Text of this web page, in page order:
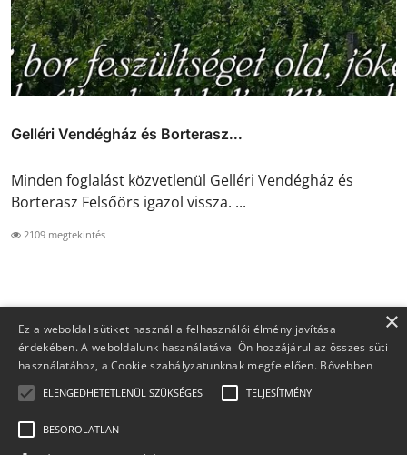
Gelléri Vendégház és Borterasz...
Minden foglalást közvetlenül Gelléri Vendégház és
Borterasz Felsőörs igazol vissza. ...
2109 megtekintés
Copyright 2026 Foglaljma.hu - Minden jog fenntartva.
×
Ez a weboldal sütiket használ a felhasználói élmény javítása
érdekében. A weboldalunk használatával Ön hozzájárul az összes süti
használatához, a Cookie szabályzatunknak megfelelően. Bővebben
ELENGEDHETETLENÜL SZÜKSÉGES TELJESÍTMÉNY
BESOROLATLAN